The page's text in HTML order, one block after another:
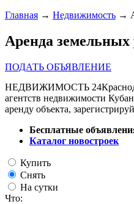
Главная → Недвижимость →
Аренда земельных
ПОДАТЬ ОБЪЯВЛЕНИЕ
НЕДВИЖИМОСТЬ 24Краснодар -
агентств недвижимости
аренду объекта,
Бесплатные
Каталог новостроек
Купить
Снять
На сутки
Что: